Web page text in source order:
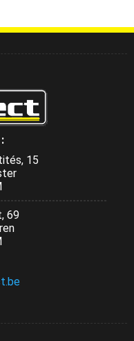
15
69